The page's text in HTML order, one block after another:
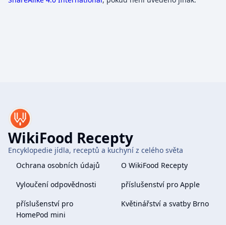
WikiFood Recepty
Encyklopedie jídla, receptů a kuchyní z celého světa
Ochrana osobních údajů
O WikiFood Recepty
Vyloučení odpovědnosti
příslušenství pro Apple
příslušenství pro
HomePod mini
Květinářství a svatby Brno